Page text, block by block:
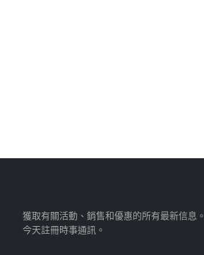
獲取有關活動、銷售和優惠的所有最新信息。
今天註冊時事通訊。